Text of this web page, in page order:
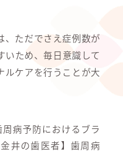
、ただでさえ症例数が
いため、毎日意識して
ルケアを行うことが大
病予防におけるブラ
金井の歯医者】歯周病